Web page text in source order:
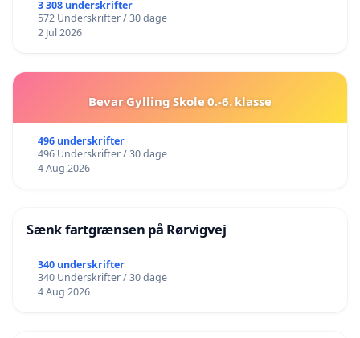
3 308 underskrifter
572 Underskrifter / 30 dage
2 Jul 2026
Bevar Gylling Skole 0.-6. klasse
496 underskrifter
496 Underskrifter / 30 dage
4 Aug 2026
Sænk fartgrænsen på Rørvigvej
340 underskrifter
340 Underskrifter / 30 dage
4 Aug 2026